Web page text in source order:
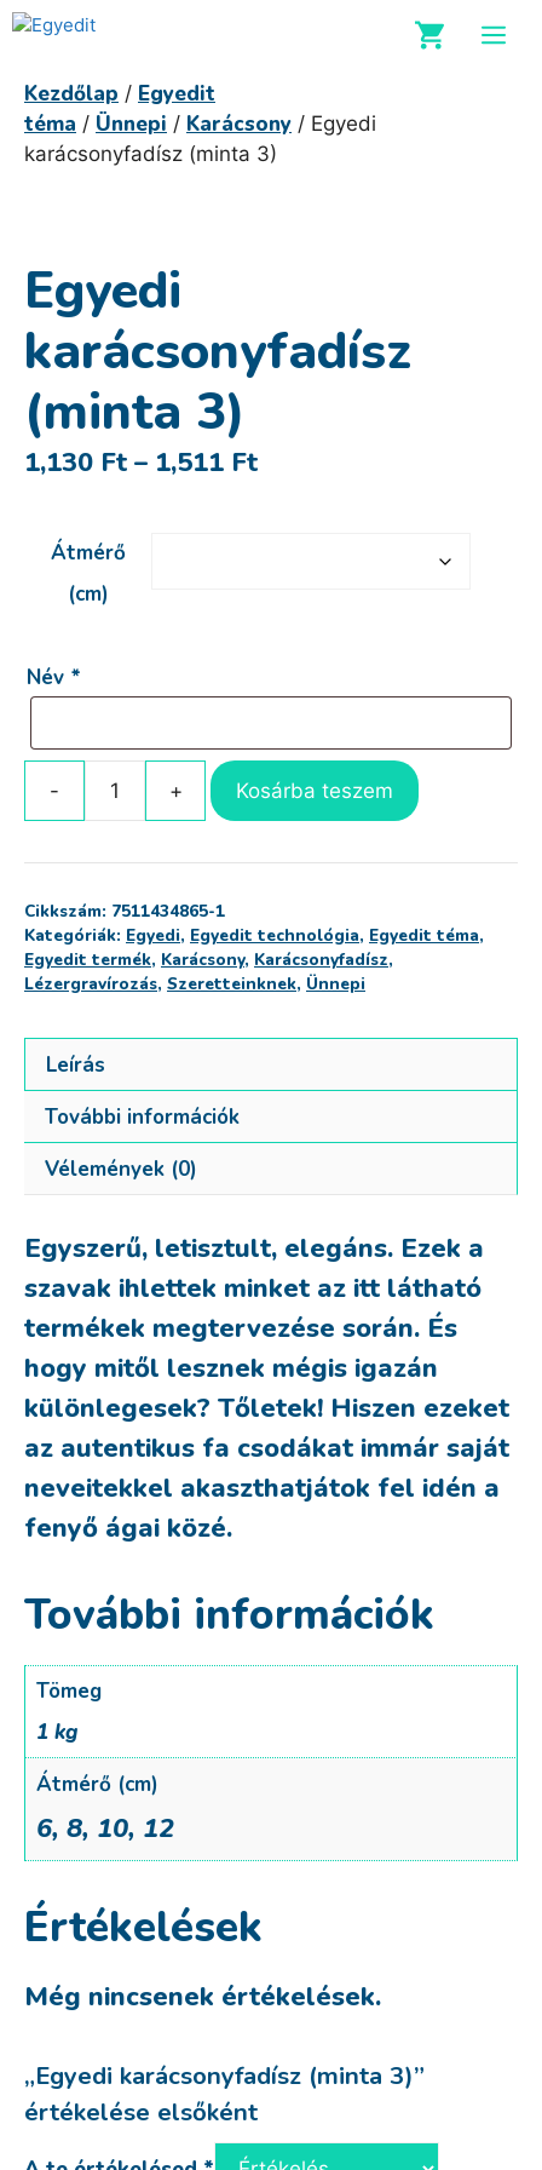
Kilépés
Kezdőlap / Egyedit
téma / Ünnepi / Karácsony / Egyedi
karácsonyfadísz (minta 3)
Egyedi
karácsonyfadísz
(minta 3)
1,130 Ft – 1,511 FtÁrtartomány:
Átmérő
(cm)
Név *
Egyedi
(minta
mennyiség
Kosárba teszem
Cikkszám: 7511434865-1
Kategóriák: Egyedi, Egyedit technológia, Egyedit téma,
Egyedit termék, Karácsony, Karácsonyfadísz,
Lézergravírozás, Szeretteinknek, Ünnepi
Leírás
További információk
Vélemények (0)
Egyszerű, letisztult, elegáns. Ezek a
szavak ihlettek minket az itt látható
termékek megtervezése során. És
hogy mitől lesznek mégis igazán
különlegesek? Tőletek! Hiszen ezeket
az autentikus fa csodákat immár saját
neveitekkel akaszthatjátok fel idén a
fenyő ágai közé.
További információk
Tömeg
1 kg
Átmérő (cm)
6, 8, 10, 12
Értékelések
Még nincsenek értékelések.
„Egyedi karácsonyfadísz (minta 3)”
értékelése elsőként